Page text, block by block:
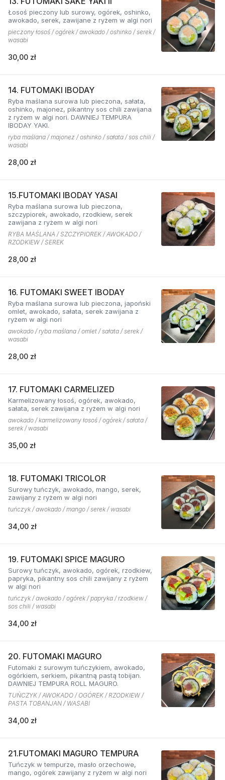
Łosoś pieczony lub surowy, ogórek, oshinko,
awokado, serek, zawijane z ryżem w algi nori
pieczony łosoś / ogórek / awokado / oshinko / serek /
wasabi
30,00 zł
14. FUTOMAKI IBODAY
Ryba maślana surowa lub pieczona, sałata,
oshinko, majonez, pikantny sos chili zawijana
z ryżem w algi nori. DAWNIEJ TEMPURA
IBODAY YAKI.
ryba maślana / majonez / oshinko / sałata / sos chili /
wasabi
28,00 zł
15.FUTOMAKI IBODAY YASAI
Ryba maślana surowa lub pieczona,
szczypiorek, awokado, rzodkiew, serek
zawijana z ryżem w algi nori
RYBA MAŚLANA / SZCZYPIOREK / AWOKADO /
RZODKIEW / SEREK
28,00 zł
16. FUTOMAKI SWEET IBODAY
Ryba maślana surowa lub pieczona, japoński
omlet, awokado, sałata, serek zawijana z
ryżem w algi nori
awokado / ryba maślana / omlet / sałata / serek /
wasabi
28,00 zł
17. FUTOMAKI CARMELIZED
Karmelizowany łosoś, ogórek, awokado,
sałata, serek zawijana z ryżem w algi nori
awokado / karmelizowany łosoś / ogórek / sałata /
serek / wasabi
35,00 zł
18. FUTOMAKI TRICOLOR
Surowy tuńczyk, awokado, mango, serek,
zawijany z ryżem w algi nori
tuńczyk / awokado / mango / serek / wasabi
34,00 zł
19. FUTOMAKI SPICE MAGURO
Surowy tuńczyk, awokado, ogórek, rzodkiew,
papryka, pikantny sos chili zawijany z ryżem
w algi nori
tuńczyk / awokado / ogórek / papryka / rzodkiew /
sos chili / wasabi
34,00 zł
20. FUTOMAKI MAGURO
Futomaki z surowym tuńczykiem, awokado,
ogórkiem, serkiem, pikantną pastą tobijan.
DAWNIEJ TEMPURA ROLL MAGURO.
TUŃCZYK / AWOKADO / OGÓREK / RZODKIEW /
PASTA TOBANJAN / WASABI
34,00 zł
21.FUTOMAKI MAGURO TEMPURA
Tuńczyk w tempurze, masło orzechowe,
mango, ogórek zawijany z ryżem w algi nori